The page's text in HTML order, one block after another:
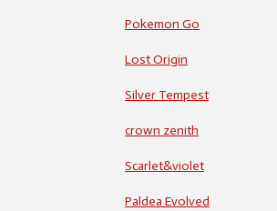
Pokemon Go
Lost Origin
Silver Tempest
crown zenith
Scarlet&violet
Paldea Evolved